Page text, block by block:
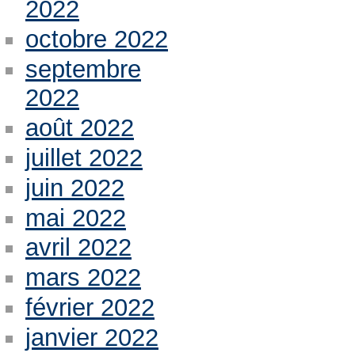
2022
octobre 2022
septembre
2022
août 2022
juillet 2022
juin 2022
mai 2022
avril 2022
mars 2022
février 2022
janvier 2022